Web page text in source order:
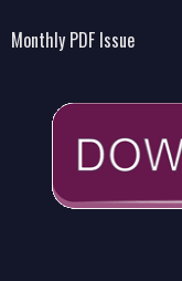
Monthly PDF Issue